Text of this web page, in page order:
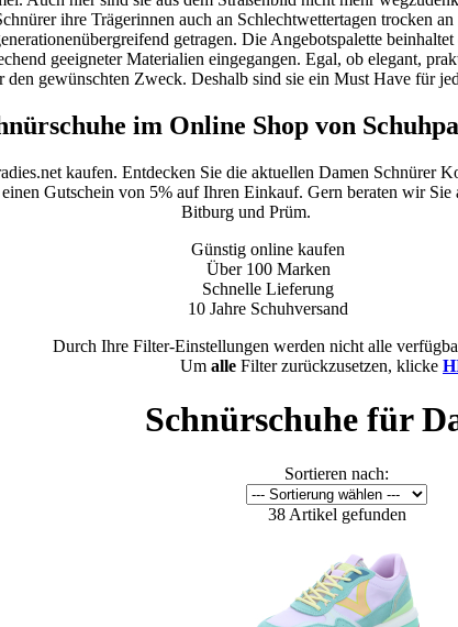
ihre Trägerinnen auch an Schlechtwettertagen trocken
getragen. Die Angebotspalette
geeigneter Materialien eingegangen. Egal, ob elegant,
den gewünschten Zweck. Deshalb sind sie ein Must Have für
im Online Shop von
kaufen. Entdecken Sie die aktuellen Damen Schnürer
Gutschein von 5% auf Ihren Einkauf. Gern beraten wir
Bitburg und Prüm.
Günstig online kaufen
Über 100 Marken
Schnelle Lieferung
10 Jahre Schuhversand
Durch Ihre Filter-Einstellungen werden nicht alle
Um alle Filter zurückzusetzen, klicke
Schnürschuhe für
Sortieren nach:
38 Artikel gefunden